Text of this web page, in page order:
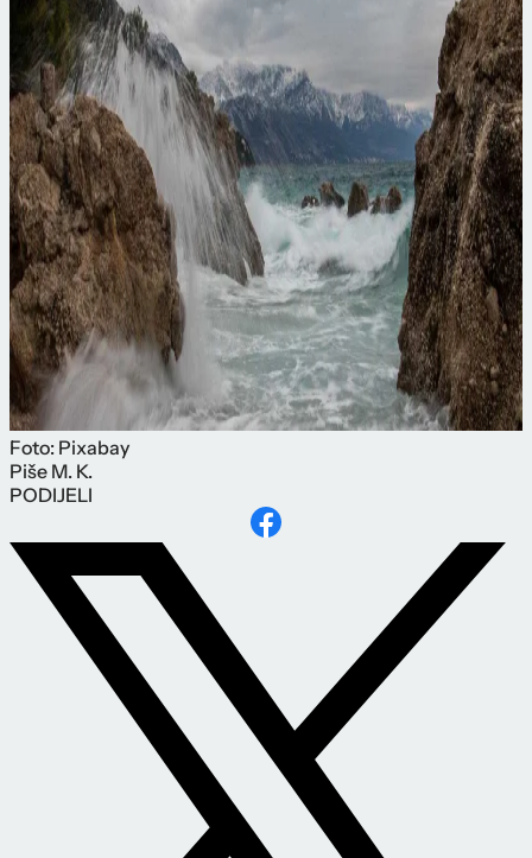
Foto: Pixabay
Piše M. K.
PODIJELI